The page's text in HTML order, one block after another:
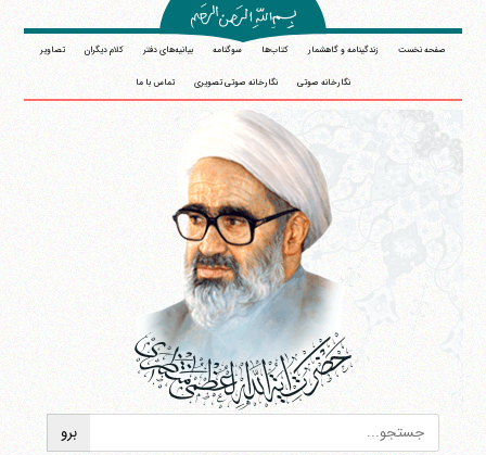
صفحه نخست زندگینامه و گاهشمار کتاب‌ها سوگنامه بیانیه‌های دفتر کلام دیگران تصاویر
نگارخانه صوتی نگارخانه صوتی تصویری تماس با ما